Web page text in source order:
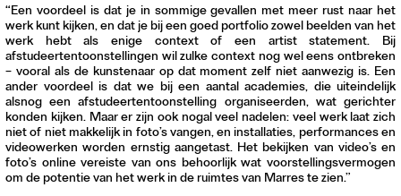
“Een voordeel is dat je in sommige gevallen met meer rust naar het
werk kunt kijken, en dat je bij een goed portfolio zowel beelden van het
werk hebt als enige context of een artist statement. Bij
afstudeertentoonstellingen wil zulke context nog wel eens ontbreken
– vooral als de kunstenaar op dat moment zelf niet aanwezig is. Een
ander voordeel is dat we bij een aantal academies, die uiteindelijk
alsnog een afstudeertentoonstelling organiseerden, wat gerichter
konden kijken. Maar er zijn ook nogal veel nadelen: veel werk laat zich
niet of niet makkelijk in foto’s vangen, en installaties, performances en
videowerken worden ernstig aangetast. Het bekijken van video’s en
foto’s online vereiste van ons behoorlijk wat voorstellingsvermogen
om de potentie van het werk in de ruimtes van Marres te zien.”